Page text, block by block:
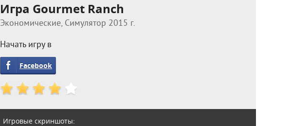
Игра Gourmet Ranch
Экономические, Симулятор 2015 г.
Начать игру в
Facebook
Игровые скриншоты: